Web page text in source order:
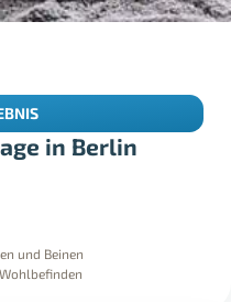
in Berlin
und Beinen